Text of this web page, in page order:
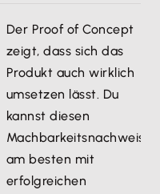
Der Proof of Concept
zeigt, dass sich das
Produkt auch wirklich
umsetzen lässt. Du
kannst diesen
Machbarkeitsnachweis
am besten mit
erfolgreichen